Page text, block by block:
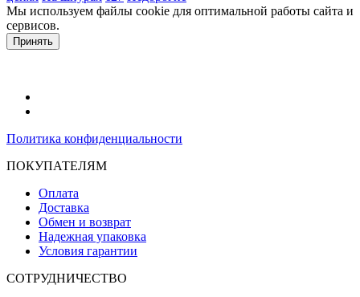
Мы используем файлы cookie для оптимальной работы сайта и
сервисов.
Принять
Политика конфиденциальности
ПОКУПАТЕЛЯМ
Оплата
Доставка
Обмен и возврат
Надежная упаковка
Условия гарантии
СОТРУДНИЧЕСТВО